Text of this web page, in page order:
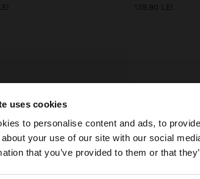
uses cookies
to personalise content and ads, to
your use of our site with our social
that you’ve provided to them or that
site-ul din Romania. Doriți să
139.90 LEI